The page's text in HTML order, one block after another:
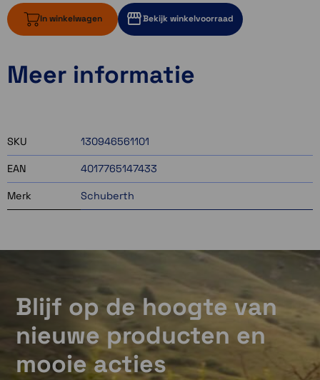
In winkelwagen Bekijk winkelvoorraad
1 op voorraad
1 op voorraad
Meer informatie
SKU 130946561101
EAN 4017765147433
Merk Schuberth
Blijf op de hoogte van
nieuwe producten en
mooie acties